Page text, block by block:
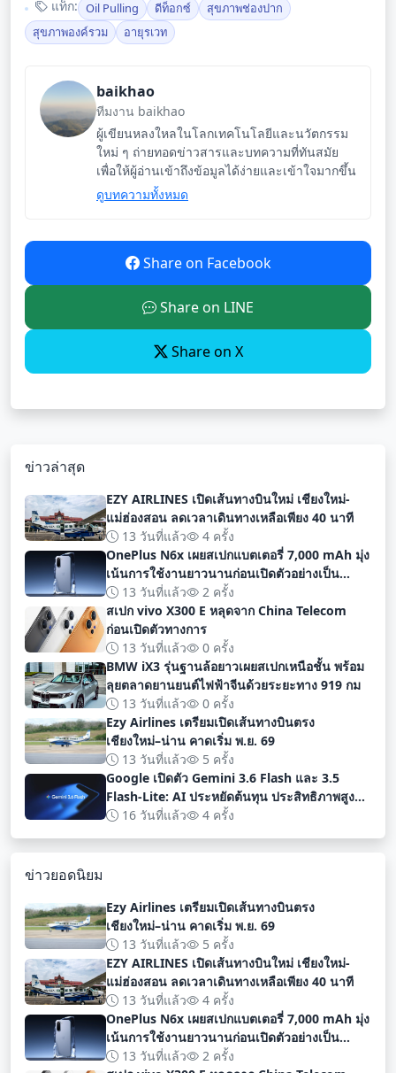
แท็ก: Oil Pulling ดีท็อกซ์
สุขภาพช่องปาก
สุขภาพองค์รวม
อายุรเวท
baikhao
ทีมงาน baikhao
ผู้เขียนหลงใหลในโลกเทคโนโลยีและนวัตกรรม
ใหม่ ๆ ถ่ายทอดข่าวสารและบทความที่ทันสมัย
เพื่อให้ผู้อ่านเข้าถึงข้อมูลได้ง่ายและเข้าใจมากขึ้น
ดูบทความทั้งหมด
Share on Facebook
Share on LINE
Share on X
ข่าวล่าสุด
EZY AIRLINES เปิดเส้นทางบินใหม่ เชียงใหม่-
แม่ฮ่องสอน ลดเวลาเดินทางเหลือเพียง 40 นาที
13 วันที่แล้ว
4 ครั้ง
OnePlus N6x เผยสเปกแบตเตอรี่ 7,000 mAh มุ่ง
เน้นการใช้งานยาวนานก่อนเปิดตัวอย่างเป็น
ทางการ
13 วันที่แล้ว
2 ครั้ง
สเปก vivo X300 E หลุดจาก China Telecom
ก่อนเปิดตัวทางการ
13 วันที่แล้ว
0 ครั้ง
BMW iX3 รุ่นฐานล้อยาวเผยสเปกเหนือชั้น พร้อม
ลุยตลาดยานยนต์ไฟฟ้าจีนด้วยระยะทาง 919 กม
13 วันที่แล้ว
0 ครั้ง
Ezy Airlines เตรียมเปิดเส้นทางบินตรง
เชียงใหม่–น่าน คาดเริ่ม พ.ย. 69
13 วันที่แล้ว
5 ครั้ง
Google เปิดตัว Gemini 3.6 Flash และ 3.5
Flash-Lite: AI ประหยัดต้นทุน ประสิทธิภาพสูง
สำหรับนักพัฒนา
16 วันที่แล้ว 4 ครั้ง
ข่าวยอดนิยม
Ezy Airlines เตรียมเปิดเส้นทางบินตรง
เชียงใหม่–น่าน คาดเริ่ม พ.ย. 69
13 วันที่แล้ว
5 ครั้ง
EZY AIRLINES เปิดเส้นทางบินใหม่ เชียงใหม่-
แม่ฮ่องสอน ลดเวลาเดินทางเหลือเพียง 40 นาที
13 วันที่แล้ว
4 ครั้ง
OnePlus N6x เผยสเปกแบตเตอรี่ 7,000 mAh มุ่ง
เน้นการใช้งานยาวนานก่อนเปิดตัวอย่างเป็น
ทางการ
13 วันที่แล้ว
2 ครั้ง